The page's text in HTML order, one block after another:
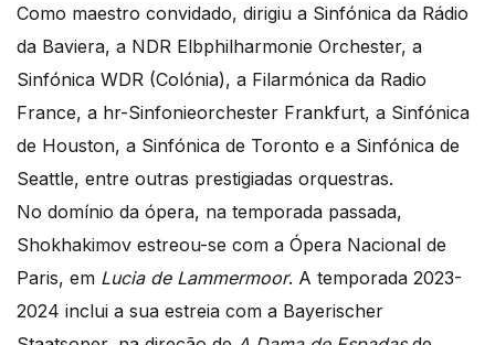
Como maestro convidado, dirigiu a Sinfónica da Rádio
da Baviera, a NDR Elbphilharmonie Orchester, a
Sinfónica WDR (Colónia), a Filarmónica da Radio
France, a hr-Sinfonieorchester Frankfurt, a Sinfónica
de Houston, a Sinfónica de Toronto e a Sinfónica de
Seattle, entre outras prestigiadas orquestras.
No domínio da ópera, na temporada passada,
Shokhakimov estreou-se com a Ópera Nacional de
Paris, em Lucia de Lammermoor. A temporada 2023-
2024 inclui a sua estreia com a Bayerischer